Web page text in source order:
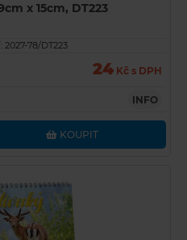
x 15cm, DT223
78/DT223
24 Kč s DPH
INFO
KOUPIT